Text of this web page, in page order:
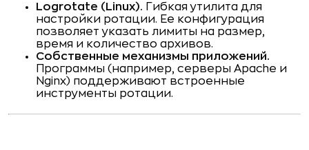
Logrotate (Linux). Гибкая утилита для
настройки ротации. Ее конфигурация
позволяет указать лимиты на размер,
время и количество архивов.
Собственные механизмы приложений.
Программы (например, серверы Apache и
Nginx) поддерживают встроенные
инструменты ротации.